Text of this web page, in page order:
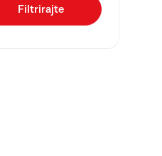
Filtrirajte